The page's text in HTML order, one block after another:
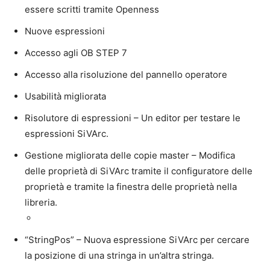
essere scritti tramite Openness
Nuove espressioni
Accesso agli OB STEP 7
Accesso alla risoluzione del pannello operatore
Usabilità migliorata
Risolutore di espressioni – Un editor per testare le
espressioni SiVArc.
Gestione migliorata delle copie master – Modifica
delle proprietà di SiVArc tramite il configuratore delle
proprietà e tramite la finestra delle proprietà nella
libreria.
“StringPos” – Nuova espressione SiVArc per cercare
la posizione di una stringa in un’altra stringa.